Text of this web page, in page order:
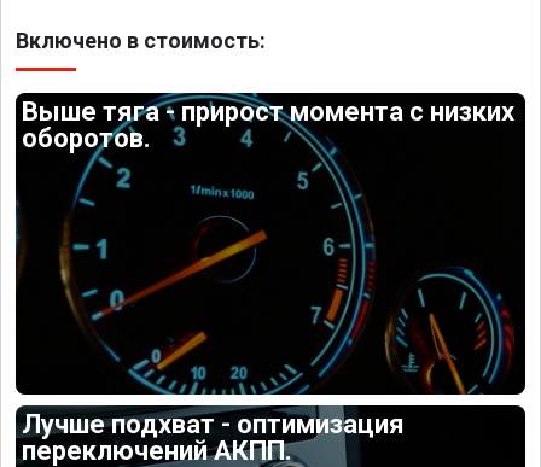
Включено в стоимость:
Выше тяга - прирост момента с низких
оборотов.
Лучше подхват - оптимизация
переключений АКПП.